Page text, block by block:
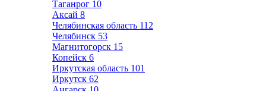
Таганрог 10
Аксай 8
Челябинская область 112
Челябинск 53
Магнитогорск 15
Копейск 6
Иркутская область 101
Иркутск 62